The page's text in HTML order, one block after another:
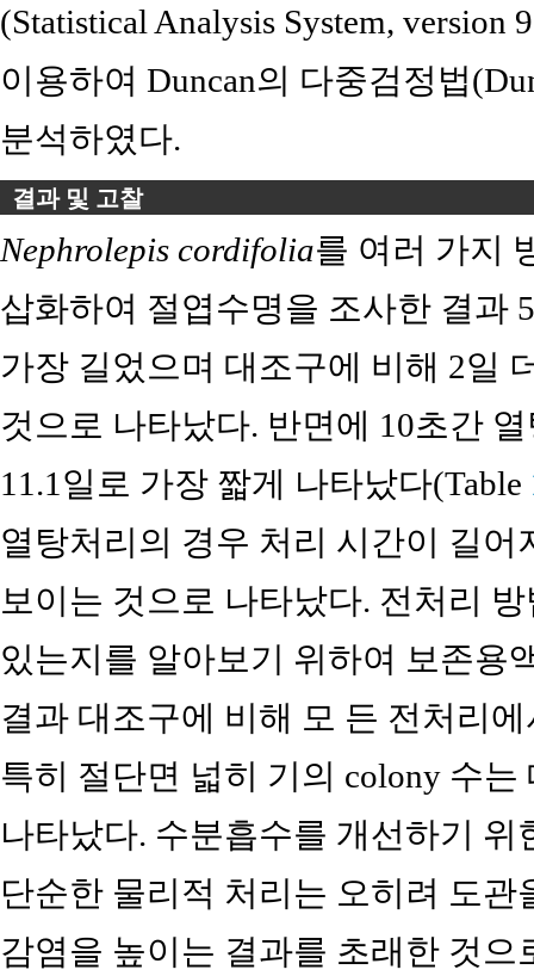
(Statistical Analysis System,
이용하여 Duncan의 다중검정법
분석하였다.
결과 및 고찰
Nephrolepis cordifolia를 여러 가지
삽화하여 절엽수명을 조사한 결과
가장 길었으며 대조구에 비해 2일
것으로 나타났다. 반면에 10초간
11.1일로 가장 짧게 나타났다(Table
열탕처리의 경우 처리 시간이 길
보이는 것으로 나타났다. 전처리
있는지를 알아보기 위하여 보존용
결과 대조구에 비해 모 든 전처리
특히 절단면 넓히 기의 colony 수
나타났다. 수분흡수를 개선하기
단순한 물리적 처리는 오히려 도
감염을 높이는 결과를 초래한 것